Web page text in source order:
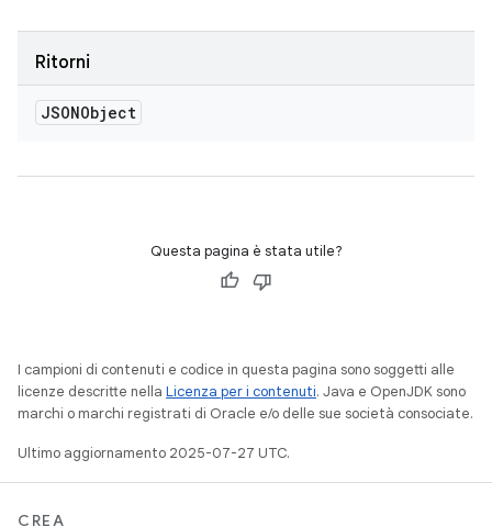
Ritorni
JSONObject
Questa pagina è stata utile?
I campioni di contenuti e codice in questa pagina sono soggetti alle
licenze descritte nella Licenza per i contenuti. Java e OpenJDK sono
marchi o marchi registrati di Oracle e/o delle sue società consociate.
Ultimo aggiornamento 2025-07-27 UTC.
CREA